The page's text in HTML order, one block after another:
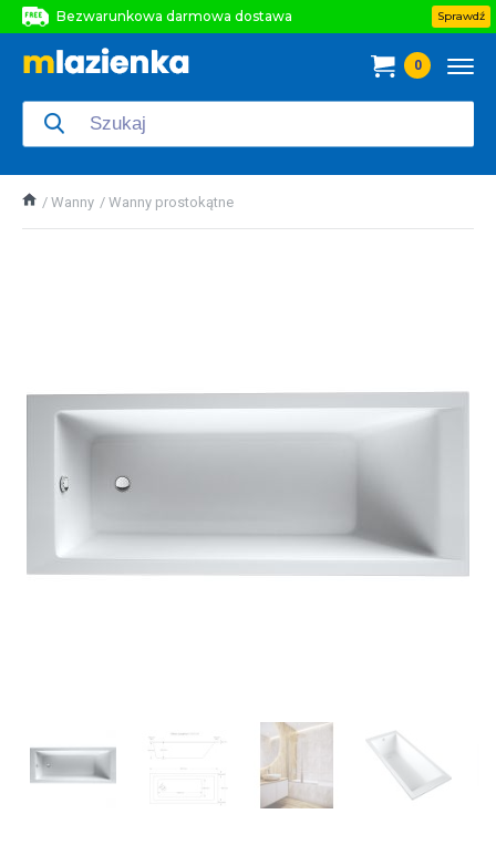
Bezwarunkowa darmowa dostawa
Bezwarunkowa darmowa dostawa
Sprawdź
0
Wanny Wanny prostokątne